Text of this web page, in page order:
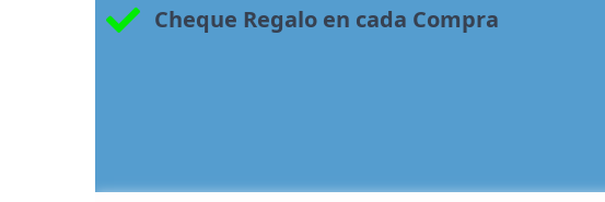
Cheque Regalo en cada Compra